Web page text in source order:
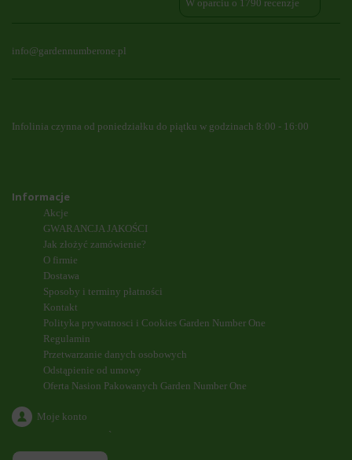
W oparciu o 1790 recenzje
info@gardennumberone.pl
Infolinia czynna od poniedziałku do piątku w godzinach 8:00 - 16:00
Informacje
Akcje
GWARANCJA JAKOŚCI
Jak złożyć zamówienie?
O firmie
Dostawa
Sposoby i terminy płatności
Kontakt
Polityka prywatnosci i Cookies Garden Number One
Regulamin
Przetwarzanie danych osobowych
Odstąpienie od umowy
Oferta Nasion Pakowanych Garden Number One
Moje konto
`